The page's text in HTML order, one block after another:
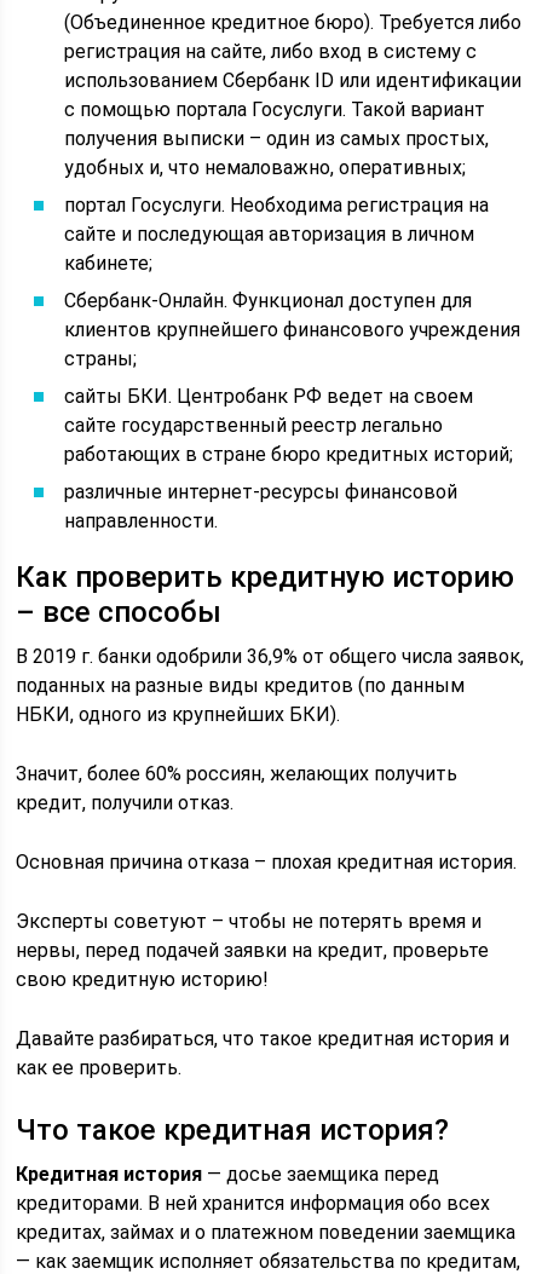
(Объединенное кредитное бюро). Требуется либо
регистрация на сайте, либо вход в систему с
использованием Сбербанк ID или идентификации
с помощью портала Госуслуги. Такой вариант
получения выписки – один из самых простых,
удобных и, что немаловажно, оперативных;
портал Госуслуги. Необходима регистрация на
сайте и последующая авторизация в личном
кабинете;
Сбербанк-Онлайн. Функционал доступен для
клиентов крупнейшего финансового учреждения
страны;
сайты БКИ. Центробанк РФ ведет на своем
сайте государственный реестр легально
работающих в стране бюро кредитных историй;
различные интернет-ресурсы финансовой
направленности.
Как проверить кредитную историю
– все способы
В 2019 г. банки одобрили 36,9% от общего числа заявок,
поданных на разные виды кредитов (по данным
НБКИ, одного из крупнейших БКИ).
Значит, более 60% россиян, желающих получить
кредит, получили отказ.
Основная причина отказа – плохая кредитная история.
Эксперты советуют – чтобы не потерять время и
нервы, перед подачей заявки на кредит, проверьте
свою кредитную историю!
Давайте разбираться, что такое кредитная история и
как ее проверить.
Что такое кредитная история?
Кредитная история — досье заемщика перед
кредиторами. В ней хранится информация обо всех
кредитах, займах и о платежном поведении заемщика
— как заемщик исполняет обязательства по кредитам,